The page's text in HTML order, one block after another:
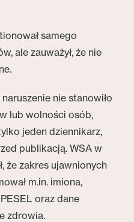
samego
ale zauważył, że nie
nie stanowiło
lub wolności osób,
jeden dziennikarz,
publikacją. WSA w
że zakres ujawnionych
m.in. imiona,
oraz dane
zdrowia.